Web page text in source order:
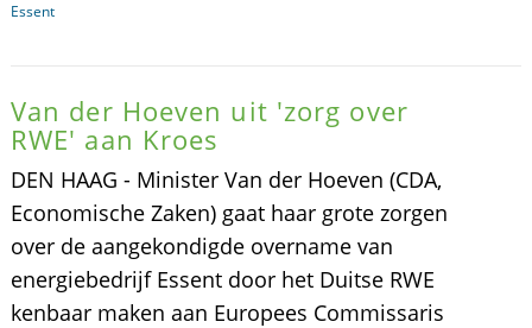
Essent
Van der Hoeven uit 'zorg over
RWE' aan Kroes
DEN HAAG - Minister Van der Hoeven (CDA,
Economische Zaken) gaat haar grote zorgen
over de aangekondigde overname van
energiebedrijf Essent door het Duitse RWE
kenbaar maken aan Europees Commissaris